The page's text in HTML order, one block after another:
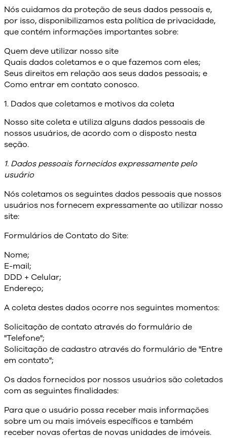
Nós cuidamos da proteção de seus dados pessoais e,
por isso, disponibilizamos esta política de privacidade,
que contém informações importantes sobre:
Quem deve utilizar nosso site
Quais dados coletamos e o que fazemos com eles;
Seus direitos em relação aos seus dados pessoais; e
Como entrar em contato conosco.
1. Dados que coletamos e motivos da coleta
Nosso site coleta e utiliza alguns dados pessoais de
nossos usuários, de acordo com o disposto nesta
seção.
1. Dados pessoais fornecidos expressamente pelo
usuário
Nós coletamos os seguintes dados pessoais que nossos
usuários nos fornecem expressamente ao utilizar nosso
site:
Formulários de Contato do Site:
Nome;
E-mail;
DDD + Celular;
Endereço;
A coleta destes dados ocorre nos seguintes momentos:
Solicitação de contato através do formulário de
"Telefone";
Solicitação de cadastro através do formulário de "Entre
em contato";
Os dados fornecidos por nossos usuários são coletados
com as seguintes finalidades:
Para que o usuário possa receber mais informações
sobre um ou mais imóveis específicos e também
receber novas ofertas de novas unidades de imóveis.